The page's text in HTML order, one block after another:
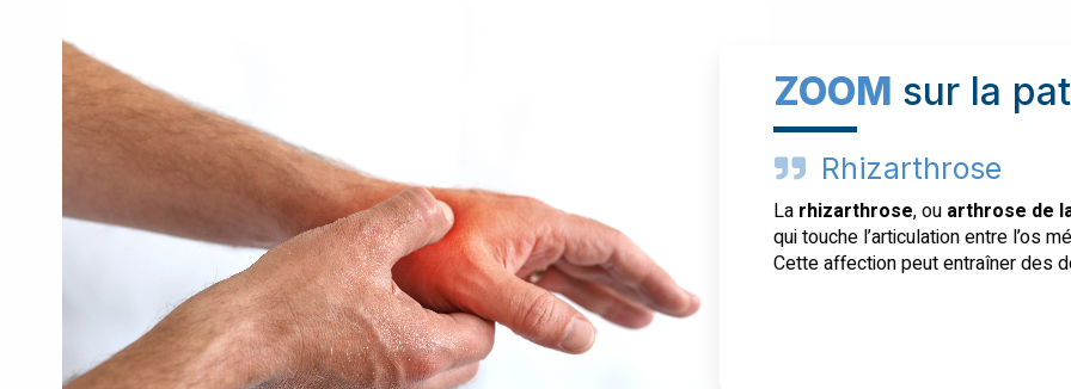
ZOOM sur la
Rhizarthrose
La rhizarthrose, ou arthrose de
qui touche l’articulation entre l’os
Cette affection peut entraîner des